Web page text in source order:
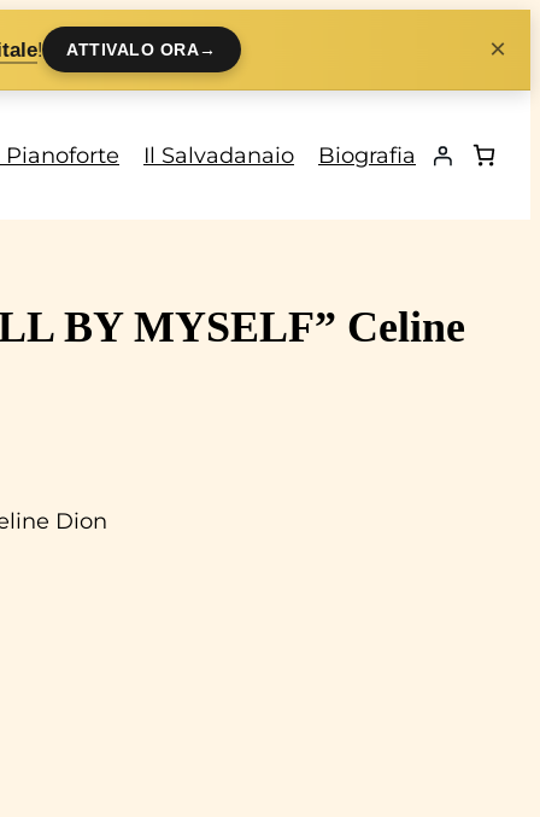
! ATTIVALO ORA→ ×
Pianoforte Il Salvadanaio Biografia
BY MYSELF” Celine
Dion